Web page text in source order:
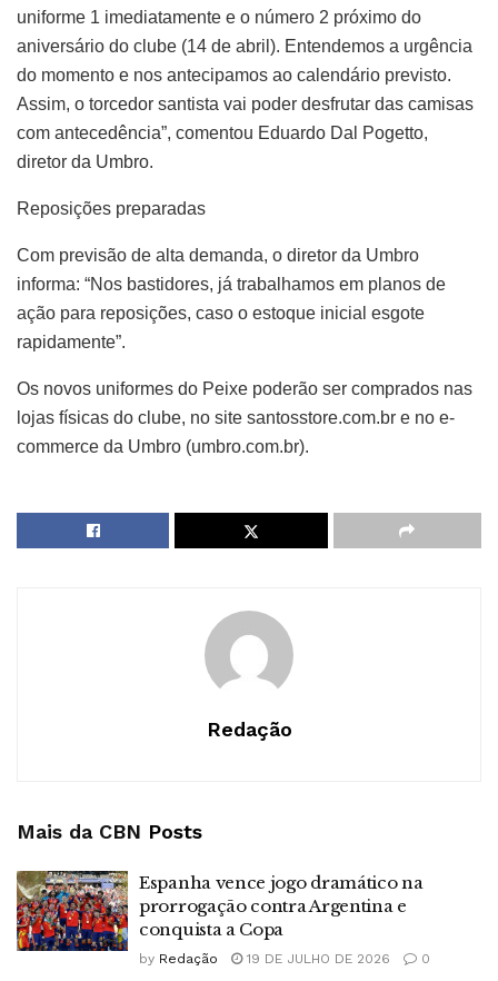
uniforme 1 imediatamente e o número 2 próximo do
aniversário do clube (14 de abril). Entendemos a urgência
do momento e nos antecipamos ao calendário previsto.
Assim, o torcedor santista vai poder desfrutar das camisas
com antecedência”, comentou Eduardo Dal Pogetto,
diretor da Umbro.
Reposições preparadas
Com previsão de alta demanda, o diretor da Umbro
informa: “Nos bastidores, já trabalhamos em planos de
ação para reposições, caso o estoque inicial esgote
rapidamente”.
Os novos uniformes do Peixe poderão ser comprados nas
lojas físicas do clube, no site santosstore.com.br e no e-
commerce da Umbro (umbro.com.br).
Redação
Mais da CBN Posts
Espanha vence jogo dramático na
prorrogação contra Argentina e
conquista a Copa
by Redação 19 DE JULHO DE 2026 0